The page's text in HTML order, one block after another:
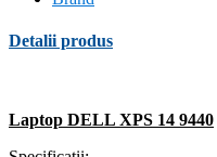
Detalii produs
Laptop DELL XPS 14 9440